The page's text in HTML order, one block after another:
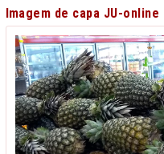
Imagem de capa JU-online